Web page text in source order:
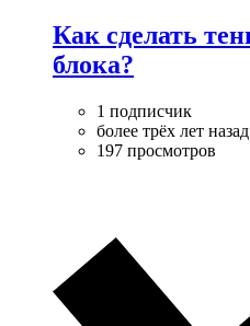
Как сделать
блока?
1 подписчик
более трёх лет назад
197 просмотров